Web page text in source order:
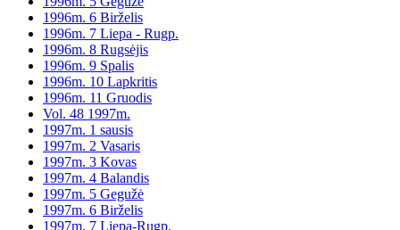
1996m. 6 Birželis
1996m. 7 Liepa - Rugp.
1996m. 8 Rugsėjis
1996m. 9 Spalis
1996m. 10 Lapkritis
1996m. 11 Gruodis
Vol. 48 1997m.
1997m. 1 sausis
1997m. 2 Vasaris
1997m. 3 Kovas
1997m. 4 Balandis
1997m. 5 Gegužė
1997m. 6 Birželis
1997m. 7 Liepa-Rugp.